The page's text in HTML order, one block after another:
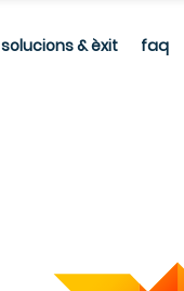
solucions & èxit faq